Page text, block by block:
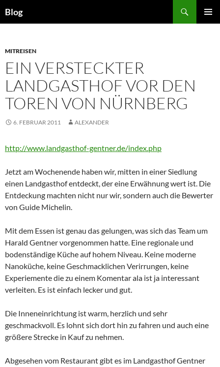
Inhalt
Blog
MITREISEN
EIN VERSTECKTER
LANDGASTHOF VOR DEN
TOREN VON NÜRNBERG
6. FEBRUAR 2011 ALEXANDER
http://www.landgasthof-gentner.de/index.php
Jetzt am Wochenende haben wir, mitten in einer Siedlung
einen Landgasthof entdeckt, der eine Erwähnung wert ist. Die
Entdeckung machten nicht nur wir, sondern auch die Bewerter
von Guide Michelin.
Mit dem Essen ist genau das gelungen, was sich das Team um
Harald Gentner vorgenommen hatte. Eine regionale und
bodenständige Küche auf hohem Niveau. Keine moderne
Nanoküche, keine Geschmacklichen Verirrungen, keine
Experiemente die zu einem Komentar ala ist ja interessant
verleiten. Es ist einfach lecker und gut.
Die Inneneinrichtung ist warm, herzlich und sehr
geschmackvoll. Es lohnt sich dort hin zu fahren und auch eine
größere Strecke in Kauf zu nehmen.
Abgesehen vom Restaurant gibt es im Landgasthof Gentner